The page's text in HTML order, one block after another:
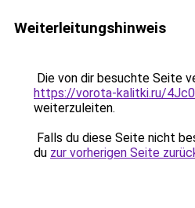
Weiterleitungshinweis
Die von dir besuchte Seite
https://vorota-kalitki.ru/
weiterzuleiten.
Falls du diese Seite nicht
du zur vorherigen Seite